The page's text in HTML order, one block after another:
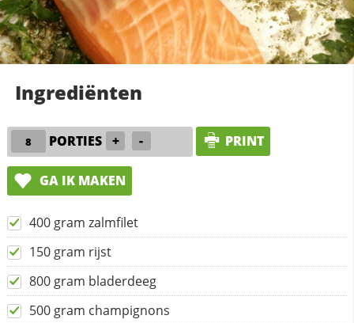
Ingrediënten
PORTIES + - PRINT
GA IK MAKEN
400 gram zalmfilet
150 gram rijst
800 gram bladerdeeg
500 gram champignons